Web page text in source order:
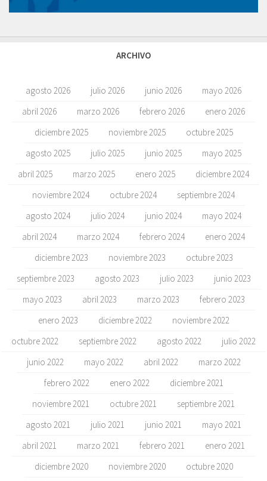
ARCHIVO
agosto 2026 julio 2026 junio 2026
mayo 2026
abril 2026
marzo 2026 febrero 2026
enero 2026
diciembre 2025
noviembre 2025
octubre 2025
agosto 2025
julio 2025 junio 2025
mayo 2025
abril 2025
marzo 2025 enero 2025
diciembre 2024
noviembre 2024
octubre 2024
septiembre 2024
agosto 2024
julio 2024 junio 2024
mayo 2024
abril 2024
marzo 2024 febrero 2024
enero 2024
diciembre 2023
noviembre 2023
octubre 2023
septiembre 2023
agosto 2023 julio 2023
junio 2023
mayo 2023
abril 2023 marzo 2023
febrero 2023
enero 2023
diciembre 2022
noviembre 2022
octubre 2022
septiembre 2022 agosto 2022
julio 2022
junio 2022
mayo 2022 abril 2022
marzo 2022
febrero 2022
enero 2022
diciembre 2021
noviembre 2021
octubre 2021
septiembre 2021
agosto 2021
julio 2021 junio 2021
mayo 2021
abril 2021
marzo 2021 febrero 2021
enero 2021
diciembre 2020
noviembre 2020
octubre 2020